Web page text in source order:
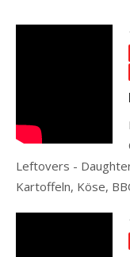
Leftovers -
Kartoffeln, Köse,